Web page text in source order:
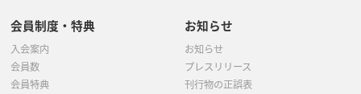
会員制度・特典
入会案内
会員数
会員特典
お知らせ
お知らせ
プレスリリース
刊行物の正誤表